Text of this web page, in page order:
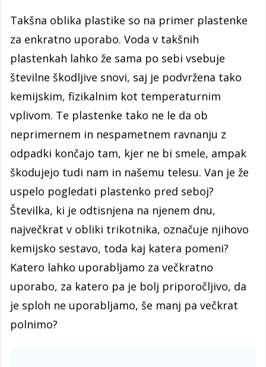
Takšna oblika plastike so na primer plastenke
za enkratno uporabo. Voda v takšnih
plastenkah lahko že sama po sebi vsebuje
številne škodljive snovi, saj je podvržena tako
kemijskim, fizikalnim kot temperaturnim
vplivom. Te plastenke tako ne le da ob
neprimernem in nespametnem ravnanju z
odpadki končajo tam, kjer ne bi smele, ampak
škodujejo tudi nam in našemu telesu. Van je že
uspelo pogledati plastenko pred seboj?
Številka, ki je odtisnjena na njenem dnu,
največkrat v obliki trikotnika, označuje njihovo
kemijsko sestavo, toda kaj katera pomeni?
Katero lahko uporabljamo za večkratno
uporabo, za katero pa je bolj priporočljivo, da
je sploh ne uporabljamo, še manj pa večkrat
polnimo?